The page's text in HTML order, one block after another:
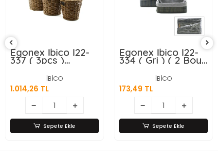
Egonex İbico İ22-
337 ( 3pcs )
(yuvarlak) (metal
İskele ) Pls.hasır
Organizer Sepet (
Kapaklı ) (
22x22x18cm )*12=k
İBİCO
1.014,26 TL
Sepete Ekle
Egonex İbico İ22-
334 ( Gri ) ( 2 Boy
) ( D.dörtgen ) (
Bambu Kenar )
Organizer Sepet (
Ahşap Altlık &
Bezli ) ( 25x14-
28x18cm )*36
İBİCO
173,49 TL
Sepete Ekle